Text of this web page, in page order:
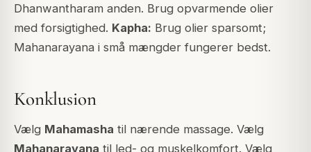
Dhanwantharam anden. Brug opvarmende olier
med forsigtighed. Kapha: Brug olier sparsomt;
Mahanarayana i små mængder fungerer bedst.
Konklusion
Vælg Mahamasha til nærende massage. Vælg
Mahanarayana til led- og muskelkomfort. Vælg